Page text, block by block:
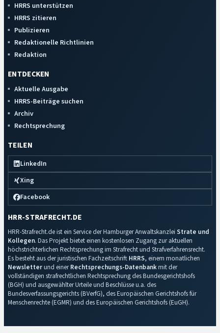
HRRS unterstützen
HRRS zitieren
Publizieren
Redaktionelle Richtlinien
Redaktion
ENTDECKEN
Aktuelle Ausgabe
HRRS-Beiträge suchen
Archiv
Rechtsprechung
TEILEN
LinkedIn
Xing
Facebook
HRR-STRAFRECHT.DE
HRR-Strafrecht.de ist ein Service der Hamburger Anwaltskanzlei Strate und
Kollegen. Das Projekt bietet einen kostenlosen Zugang zur aktuellen
höchstrichterlichen Rechtsprechung im Strafrecht und Strafverfahrensrecht.
Es besteht aus der juristischen Fachzeitschrift HRRS, einem monatlichen
Newsletterund einerRechtsprechungs-Datenbankmit der
vollständigen strafrechtlichen Rechtsprechung des Bundesgerichtshofs
(BGH) und ausgewählter Urteile und Beschlüsse u.a. des
Bundesverfassungsgerichts (BVerfG), des Europäischen Gerichtshofs für
Menschenrechte (EGMR) und des Europäischen Gerichtshofs (EuGH).